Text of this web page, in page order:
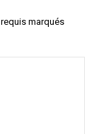
marqués